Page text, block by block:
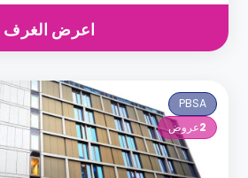
اعرض الغرف
PBSA
2عروض